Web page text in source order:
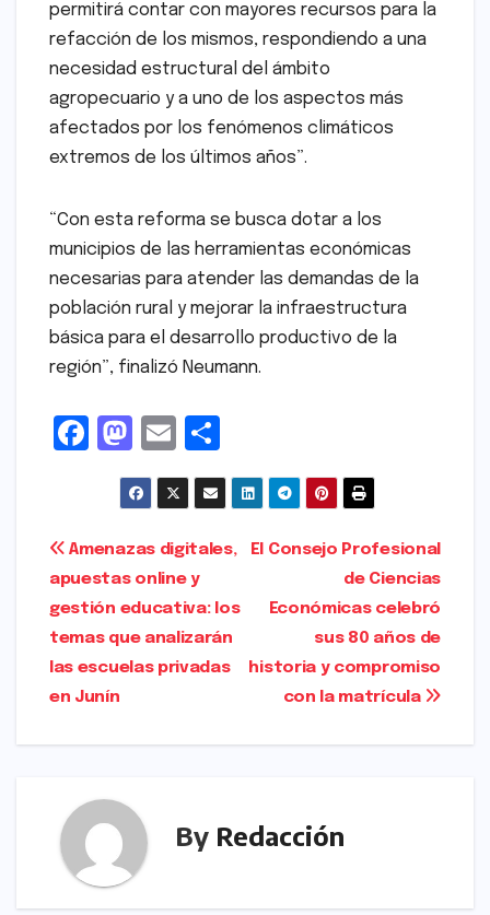
permitirá contar con mayores recursos para la
refacción de los mismos, respondiendo a una
necesidad estructural del ámbito
agropecuario y a uno de los aspectos más
afectados por los fenómenos climáticos
extremos de los últimos años”.
“Con esta reforma se busca dotar a los
municipios de las herramientas económicas
necesarias para atender las demandas de la
población rural y mejorar la infraestructura
básica para el desarrollo productivo de la
región”, finalizó Neumann.
F
e
b
o
o
k
M
a
s
t
o
d
o
n
E
m
ai
l
h
ar
e
Navegación
de
entradas
El Consejo Profesional
de Ciencias
Económicas celebró
sus 80 años de
historia y compromiso
con la matrícula
Amenazas digitales,
apuestas online y
gestión educativa: los
temas que analizarán
las escuelas privadas
en Junín
By Redacción